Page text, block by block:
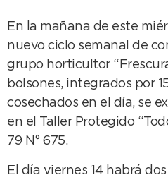
En la mañana de este
nuevo ciclo semanal de
grupo horticultor
bolsones, integrados por
cosechados en el día, se
en el Taller Protegido
79 N° 675.
El día viernes 14 habrá